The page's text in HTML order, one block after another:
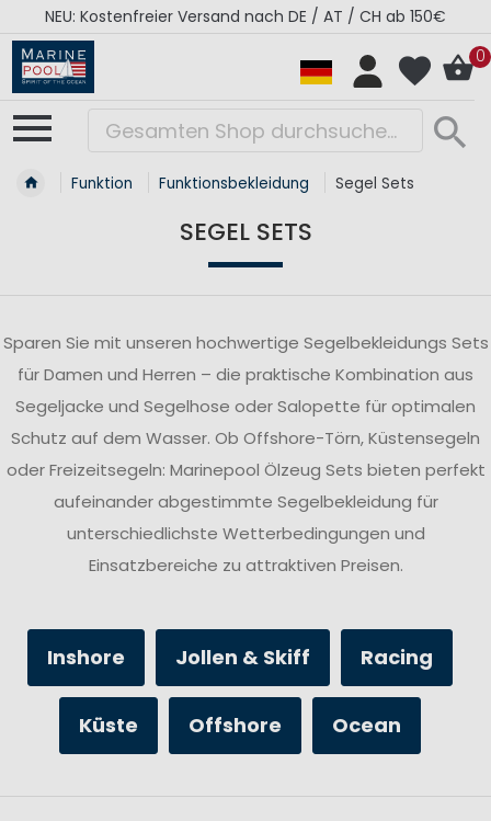
ab 150€
RÉGATES ROYALES Kollektion -
0
Funktion Funktionsbekleidung Segel Sets
SEGEL SETS
Sparen Sie mit unseren hochwertige Segelbekleidungs Sets
für Damen und Herren – die praktische Kombination aus
Segeljacke und Segelhose oder Salopette für optimalen
Schutz auf dem Wasser. Ob Offshore-Törn, Küstensegeln
oder Freizeitsegeln: Marinepool Ölzeug Sets bieten perfekt
aufeinander abgestimmte Segelbekleidung für
unterschiedlichste Wetterbedingungen und
Einsatzbereiche zu attraktiven Preisen.
Inshore Jollen & Skiff Racing
Küste Offshore Ocean